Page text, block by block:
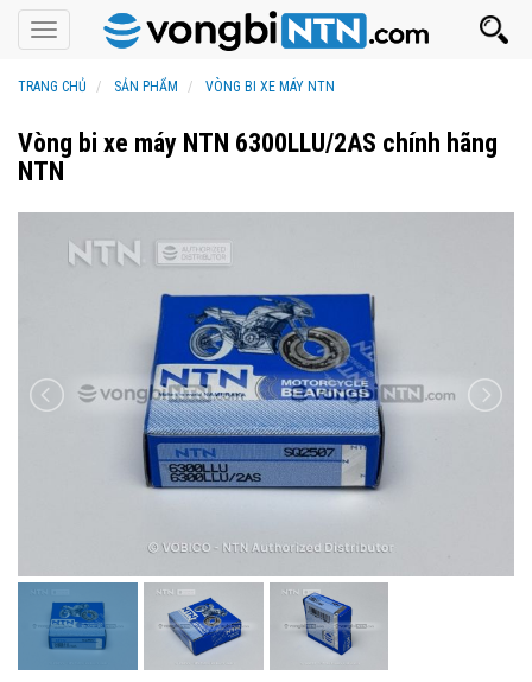
Toggle
navigation
TRANG CHỦ SẢN PHẨM VÒNG BI XE MÁY NTN
Vòng bi xe máy NTN 6300LLU/2AS chính hãng
NTN